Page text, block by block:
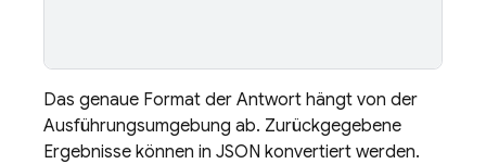
Das genaue Format der Antwort hängt von der
Ausführungsumgebung ab. Zurückgegebene
Ergebnisse können in JSON konvertiert werden.